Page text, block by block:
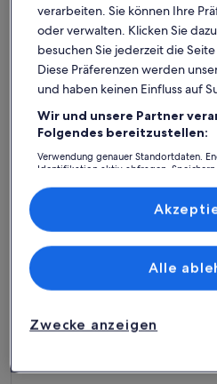
Weitere Infos zu Cozy
Cozy cottage with
beds
Platz für 4 Gäste · 2 Schlafzimmer
9,4 von 10
10 Bewertungen
Fureso:
Top-Bewertung
verarbeiten. Sie können Ihre
oder verwalten. Klicken Sie
besuchen Sie jederzeit die
Diese Präferenzen werden
und haben keinen Einfluss auf
Wir und unsere Partner
Folgendes bereitzustellen:
Verwendung genauer Standortdaten.
Identifikation aktiv abfragen.
Inhalte, Messung von Werbeleistung
Zielgruppenforschung sowie
Liste der Partner (Lieferanten)
Zwecke anzeigen
Alle